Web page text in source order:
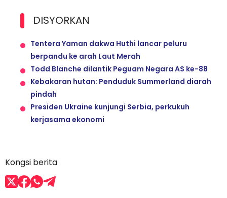
DISYORKAN
Tentera Yaman dakwa Huthi lancar peluru
berpandu ke arah Laut Merah
Todd Blanche dilantik Peguam Negara AS ke-88
Kebakaran hutan: Penduduk Summerland diarah
pindah
Presiden Ukraine kunjungi Serbia, perkukuh
kerjasama ekonomi
Kongsi berita